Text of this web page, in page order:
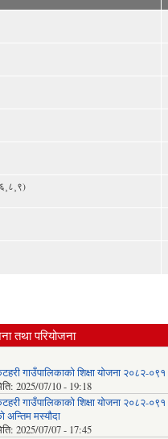
तथा परियोजना
गाउँपालिकाको शिक्षा योजना २०८२-०९१
2025/07/10 - 19:18
गाउँपालिकाको शिक्षा योजना २०८२-०९१
अन्तिम मस्यौदा
2025/07/07 - 17:45